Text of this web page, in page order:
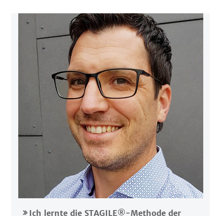
Ich lernte die STAGILE®-Methode der